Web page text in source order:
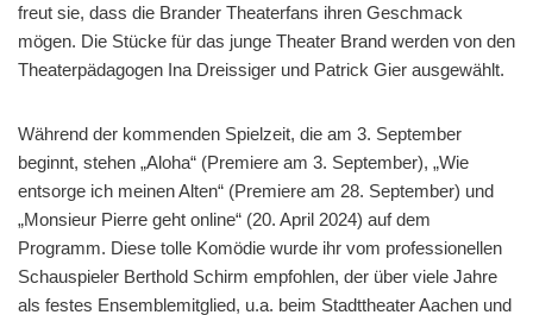
freut sie, dass die Brander Theaterfans ihren Geschmack
mögen. Die Stücke für das junge Theater Brand werden von den
Theaterpädagogen Ina Dreissiger und Patrick Gier ausgewählt.
Während der kommenden Spielzeit, die am 3. September
beginnt, stehen „Aloha“ (Premiere am 3. September), „Wie
entsorge ich meinen Alten“ (Premiere am 28. September) und
„Monsieur Pierre geht online“ (20. April 2024) auf dem
Programm. Diese tolle Komödie wurde ihr vom professionellen
Schauspieler Berthold Schirm empfohlen, der über viele Jahre
als festes Ensemblemitglied, u.a. beim Stadttheater Aachen und